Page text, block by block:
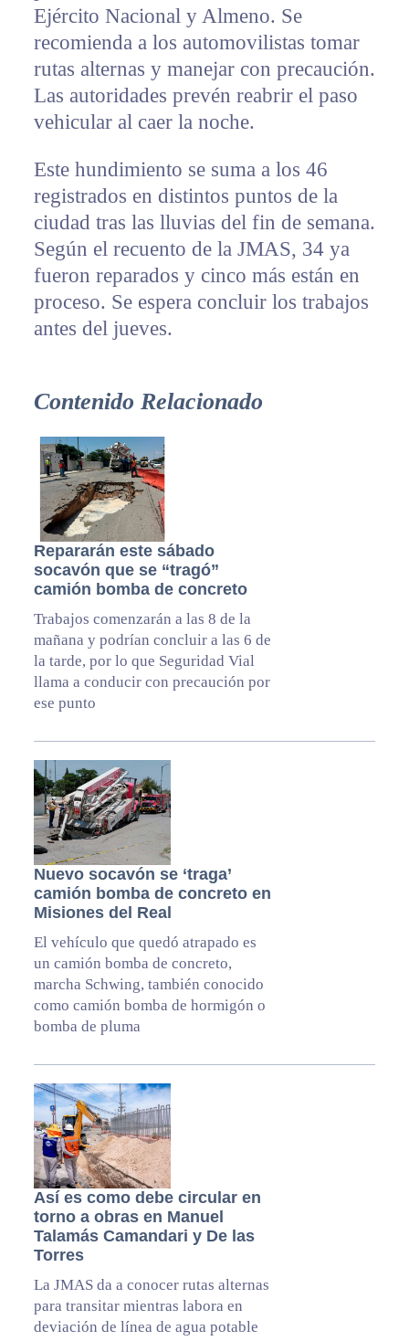
Ejército Nacional y Almeno. Se
recomienda a los automovilistas tomar
rutas alternas y manejar con precaución.
Las autoridades prevén reabrir el paso
vehicular al caer la noche.
Este hundimiento se suma a los 46
registrados en distintos puntos de la
ciudad tras las lluvias del fin de semana.
Según el recuento de la JMAS, 34 ya
fueron reparados y cinco más están en
proceso. Se espera concluir los trabajos
antes del jueves.
Contenido Relacionado
Repararán este sábado
socavón que se “tragó”
camión bomba de concreto
Trabajos comenzarán a las 8 de la
mañana y podrían concluir a las 6 de
la tarde, por lo que Seguridad Vial
llama a conducir con precaución por
ese punto
Nuevo socavón se ‘traga’
camión bomba de concreto en
Misiones del Real
El vehículo que quedó atrapado es
un camión bomba de concreto,
marcha Schwing, también conocido
como camión bomba de hormigón o
bomba de pluma
Así es como debe circular en
torno a obras en Manuel
Talamás Camandari y De las
Torres
La JMAS da a conocer rutas alternas
para transitar mientras labora en
deviación de línea de agua potable